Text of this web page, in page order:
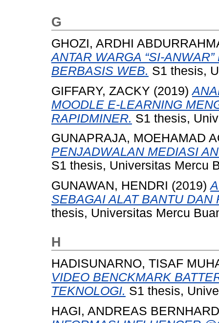
G
GHOZI, ARDHI
ANTAR WARGA “SI-
BERBASIS WEB. S1 thesis,
GIFFARY, ZACKY (2019)
MOODLE E-LEARNING
RAPIDMINER. S1 thesis,
GUNAPRAJA, MOEHAMAD
PENJADWALAN MEDIASI
S1 thesis, Universitas Mercu
GUNAWAN, HENDRI (2019)
SEBAGAI ALAT BANTU
thesis, Universitas Mercu
H
HADISUNARNO, TISAF
VIDEO BENCKMARK
TEKNOLOGI. S1 thesis,
HAGI, ANDREAS